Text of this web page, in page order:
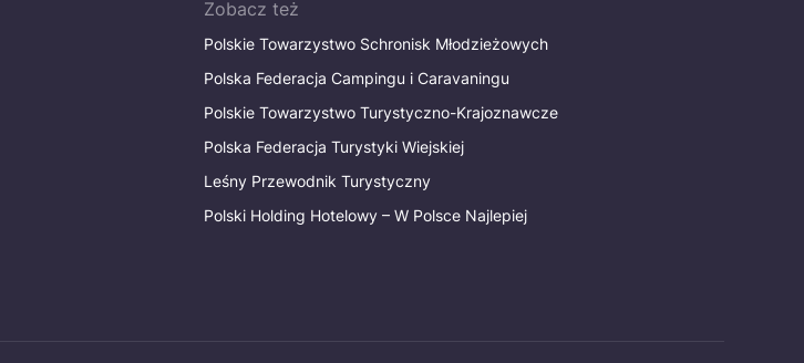
Zobacz też
Polskie Towarzystwo Schronisk Młodzieżowych
Polska Federacja Campingu i Caravaningu
Polskie Towarzystwo Turystyczno-Krajoznawcze
Polska Federacja Turystyki Wiejskiej
Leśny Przewodnik Turystyczny
Polski Holding Hotelowy – W Polsce Najlepiej